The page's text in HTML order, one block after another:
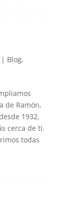
Blog,
de Ramón,
1932,
cerca de ti.
todas